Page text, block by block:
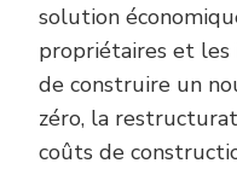
solution
propriétaires et
de construire un
zéro, la
coûts de